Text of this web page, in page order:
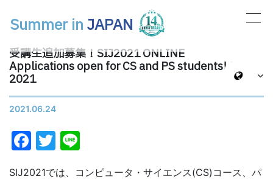
メインナビゲーション
Summer inJAPAN
受講生追加募集！SIJ2021 ONLINE
Applications open for CS and PS students! SIJ
2021
2021.06.24
Facebook
Twitter
SIJ2021では、コンピュータ・サイエンス(CS)コース、パ